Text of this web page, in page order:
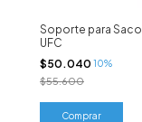
Soporte para
UFC
$50.040 10%
$55.600